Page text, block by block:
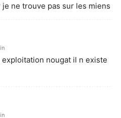
ne trouve pas sur les miens
nougat il n existe